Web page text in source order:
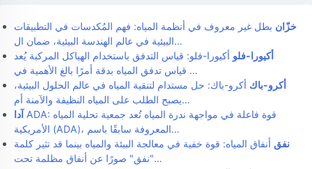
خزّان بطل غير معروف في أنظمة المياه: فهم المُكدسات في التطبيقات
البيئية في عالم الهندسة البيئية، ضمان ال…
أكيورا-فلو أكيورا-فلو: قياس التدفق باستخدام الهياكل المركبة يُعد
قياس تدفق المياه بدقة أمرًا بالغ الأهمية في …
أكرو-باك أكرو-باك: حل مستدام لتنقية المياه في عالم الحلول البيئية،
يصبح الطلب على المياه النظيفة والآمنة أم…
آدا ADA: قوة فاعلة في مواجهة ندرة المياه تُعد جمعية تحلية المياه
الأمريكية (ADA)، المعروفة سابقًا باسم…
نفق أنفاق المياه: قوة خفية في معالجة البيئة والمياه بينما قد تثير كلمة
"نفق" صورًا عن أنفاق مظلمة تحت…